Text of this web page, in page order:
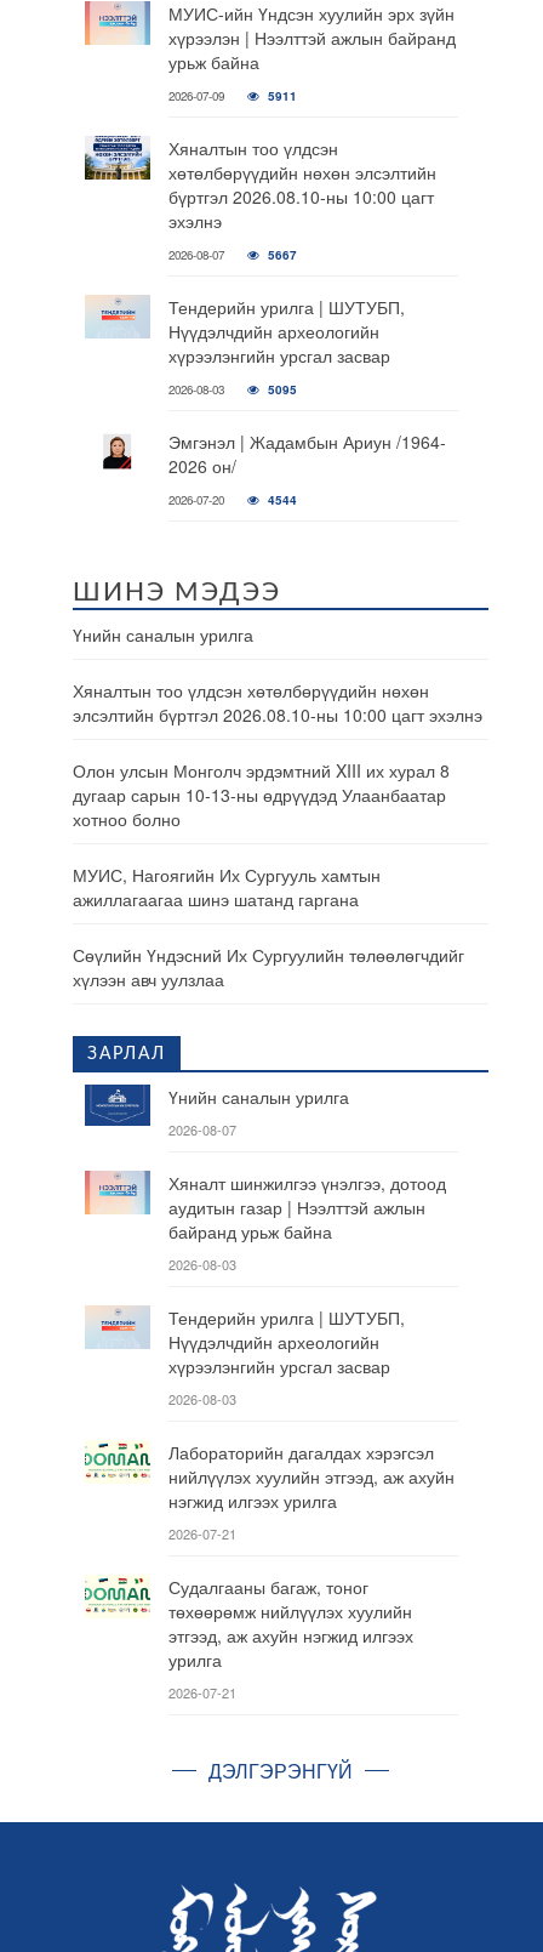
МУИС-ийн Үндсэн хуулийн эрх зүйн
хүрээлэн | Нээлттэй ажлын байранд
урьж байна
2026-07-09 5911
Хяналтын тоо үлдсэн
хөтөлбөрүүдийн нөхөн элсэлтийн
бүртгэл 2026.08.10-ны 10:00 цагт
эхэлнэ
2026-08-07 5667
Тендерийн урилга | ШУТУБП,
Нүүдэлчдийн археологийн
хүрээлэнгийн урсгал засвар
2026-08-03 5095
Эмгэнэл | Жадамбын Ариун /1964-
2026 он/
2026-07-20 4544
ШИНЭ МЭДЭЭ
Үнийн саналын урилга
Хяналтын тоо үлдсэн хөтөлбөрүүдийн нөхөн
элсэлтийн бүртгэл 2026.08.10-ны 10:00 цагт эхэлнэ
Олон улсын Монголч эрдэмтний XIII их хурал 8
дугаар сарын 10-13-ны өдрүүдэд Улаанбаатар
хотноо болно
МУИС, Нагоягийн Их Сургууль хамтын
ажиллагаагаа шинэ шатанд гаргана
Сөүлийн Үндэсний Их Сургуулийн төлөөлөгчдийг
хүлээн авч уулзлаа
ЗАРЛАЛ
Үнийн саналын урилга
2026-08-07
Хяналт шинжилгээ үнэлгээ, дотоод
аудитын газар | Нээлттэй ажлын
байранд урьж байна
2026-08-03
Тендерийн урилга | ШУТУБП,
Нүүдэлчдийн археологийн
хүрээлэнгийн урсгал засвар
2026-08-03
Лабораторийн дагалдах хэрэгсэл
нийлүүлэх хуулийн этгээд, аж ахуйн
нэгжид илгээх урилга
2026-07-21
Судалгааны багаж, тоног
төхөөрөмж нийлүүлэх хуулийн
этгээд, аж ахуйн нэгжид илгээх
урилга
2026-07-21
ДЭЛГЭРЭНГҮЙ